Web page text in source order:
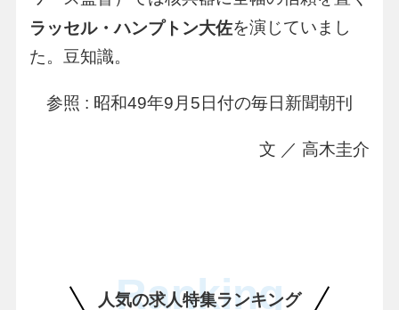
ラッセル・ハンプトン大佐を演じていまし
た。豆知識。
参照 : 昭和49年9月5日付の毎日新聞朝刊
文 ／ 高木圭介
人気の求人特集ランキング
Ranking